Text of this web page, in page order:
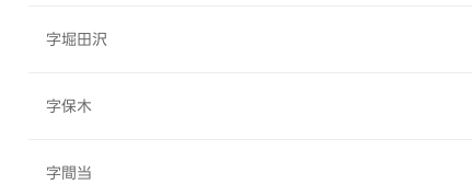
字堀田沢
字保木
字間当